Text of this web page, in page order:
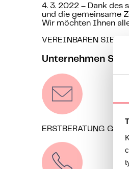
4. 3. 2022 – Dank des
und die gemeinsame
Wir möchten Ihnen
VEREINBAREN SIE
Unternehmen Sie
ERSTBERATUNG